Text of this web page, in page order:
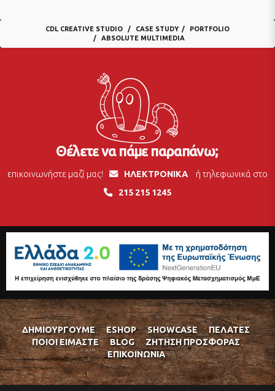
CDL CREATIVE STUDIO CASE STUDY
PORTFOLIO
ABSOLUTE MULTIMEDIA
Θέλετε να πάμε παραπάνω;
επικοινωνήστε μαζί μας! ΗΛΕΚΤΡΟΝΙΚΑ
ή τηλεφωνικά στο
215 215 1245
ΔΗΜΙΟΥΡΓΟΎΜΕ ESHOP SHOWCASE
ΠΕΛΆΤΕΣ
ΠΟΙΟΊ ΕΊΜΑΣΤΕ
BLOG
ΖΉΤΗΣΗ ΠΡΟΣΦΟΡΆΣ
ΕΠΙΚΟΙΝΩΝΊΑ